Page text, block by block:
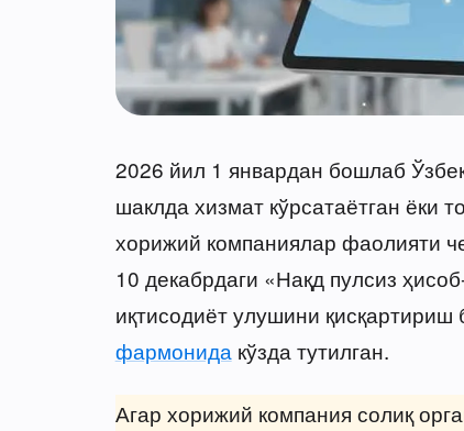
2026 йил 1 январдан бошлаб
шаклда хизмат кўрсатаётган ёки
хорижий компаниялар фаолияти
10 декабрдаги «Нақд пулсиз
иқтисодиёт улушини
фармонида кўзда тутилган.
Агар хорижий компания солиқ